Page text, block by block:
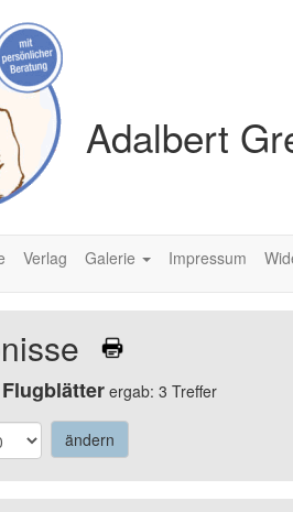
Adalbert
Verlag Galerie Impressum
Flugblätter ergab: 3 Treffer